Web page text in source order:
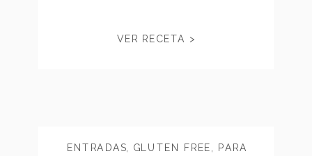
VER RECETA >
ENTRADAS GLUTEN FREE
PARA